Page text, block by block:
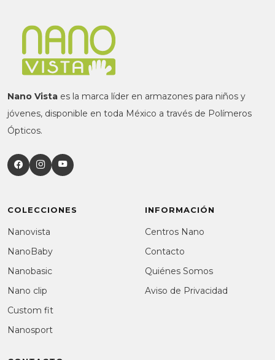
Nano Vista es la marca líder en armazones para niños y
jóvenes, disponible en toda México a través de Polímeros
Ópticos.
COLECCIONES
Nanovista
NanoBaby
Nanobasic
Nano clip
Custom fit
Nanosport
INFORMACIÓN
Centros Nano
Contacto
Quiénes Somos
Aviso de Privacidad